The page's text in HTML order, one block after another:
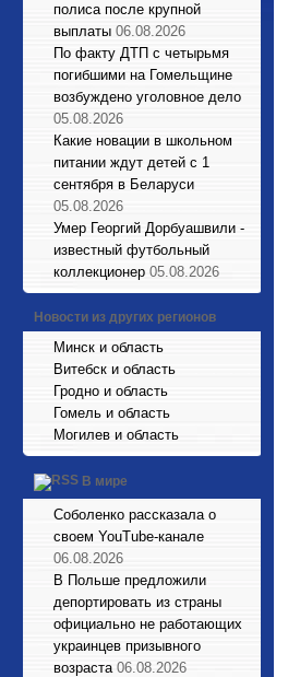
полиса после крупной
выплаты 06.08.2026
По факту ДТП с четырьмя
погибшими на Гомельщине
возбуждено уголовное дело
05.08.2026
Какие новации в школьном
питании ждут детей с 1
сентября в Беларуси
05.08.2026
Умер Георгий Дорбуашвили -
известный футбольный
коллекционер 05.08.2026
Новости из других регионов
Минск и область
Витебск и область
Гродно и область
Гомель и область
Могилев и область
В мире
Соболенко рассказала о
своем YouTube-канале
06.08.2026
В Польше предложили
депортировать из страны
официально не работающих
украинцев призывного
возраста 06.08.2026